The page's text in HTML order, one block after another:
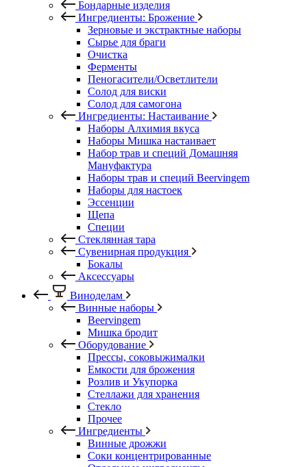
Бондарные изделия
Ингредиенты: Брожение
Зерновые и экстрактные наборы
Сырье для браги
Очистка
Ферменты
Пеногасители/Осветлители
Солод для виски
Солод для самогона
Ингредиенты: Настаивание
Наборы Алхимия вкуса
Наборы Мишка настаивает
Набор трав и специй Домашняя
Мануфактура
Наборы трав и специй Beervingem
Наборы для настоек
Эссенции
Щепа
Специи
Стеклянная тара
Сувенирная продукция
Бокалы
Аксессуары
Виноделам
Винные наборы
Beervingem
Мишка бродит
Оборудование
Прессы, соковыжималки
Емкости для брожения
Розлив и Укупорка
Стеллажи для хранения
Стекло
Прочее
Ингредиенты
Винные дрожжи
Соки концентрированные